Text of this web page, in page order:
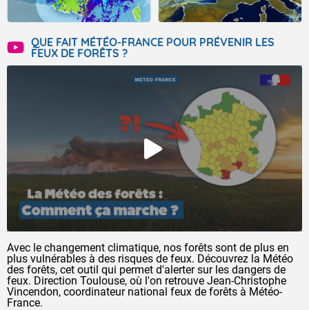
QUE FAIT MÉTÉO-FRANCE POUR PRÉVENIR LES
FEUX DE FORÊTS ?
Avec le changement climatique, nos forêts sont de plus en
plus vulnérables à des risques de feux. Découvrez la Météo
des forêts, cet outil qui permet d'alerter sur les dangers de
feux. Direction Toulouse, où l'on retrouve Jean-Christophe
Vincendon, coordinateur national feux de forêts à Météo-
France.